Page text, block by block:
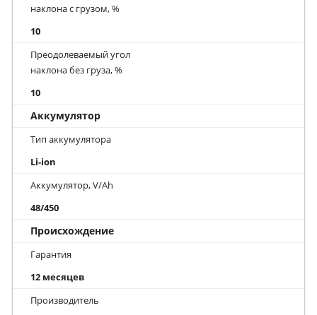
наклона с грузом, %
10
Преодолеваемый угол
наклона без груза, %
10
Аккумулятор
Тип аккумулятора
Li-ion
Аккумулятор, V/Ah
48/450
Происхождение
Гарантия
12 месяцев
Производитель